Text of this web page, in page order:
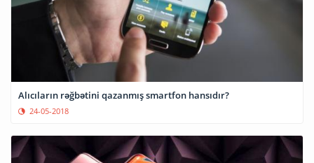
Alıcıların rəğbətini qazanmış smartfon hansıdır?
24-05-2018